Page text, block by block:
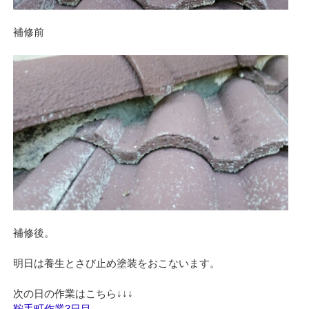
補修前
補修後。
明日は養生とさび止め塗装をおこないます。